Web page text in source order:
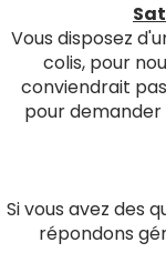
Vous disposez
colis, pour
conviendrait
pour
Si vous avez des
répondons